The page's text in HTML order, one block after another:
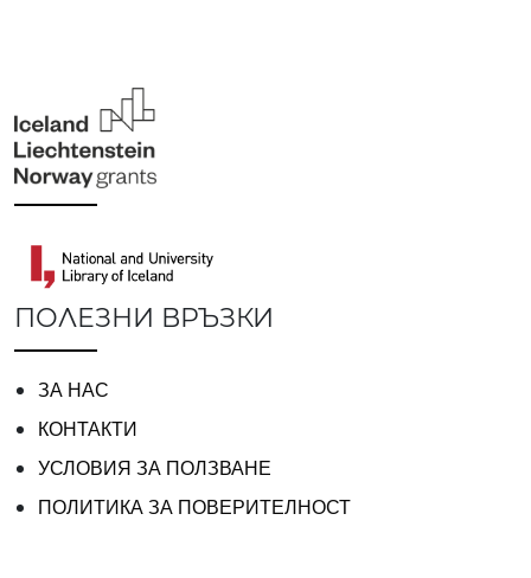
ПОЛЕЗНИ ВРЪЗКИ
ЗА НАС
КОНТАКТИ
УСЛОВИЯ ЗА ПОЛЗВАНЕ
ПОЛИТИКА ЗА ПОВЕРИТЕЛНОСТ